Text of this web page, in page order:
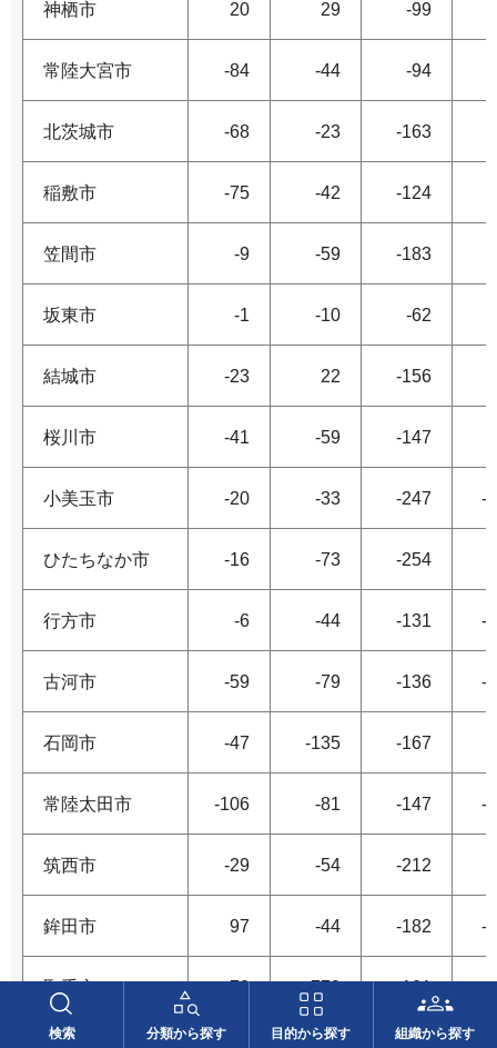
検索 分類から探す 目的から探す 組織から探す
神栖市 20 29 -99
常陸大宮市 -84 -44 -94
北茨城市 -68 -23 -163
稲敷市 -75 -42 -124
笠間市 -9 -59 -183
坂東市 -1 -10 -62
結城市 -23 22 -156
桜川市 -41 -59 -147
小美玉市 -20 -33 -247 -
ひたちなか市 -16 -73 -254
行方市 -6 -44 -131 -
古河市 -59 -79 -136 -
石岡市 -47 -135 -167
常陸太田市 -106 -81 -147 -
筑西市 -29 -54 -212
鉾田市 97 -44 -182 -
取手市 -72 -770 -101